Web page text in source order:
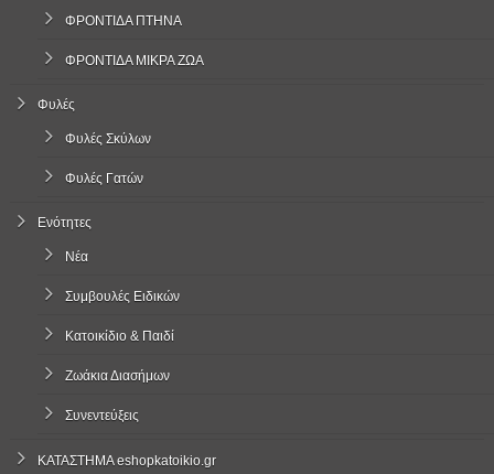
ΦΡΟΝΤΙΔΑ ΠΤΗΝΑ
ΦΡΟΝΤΙΔΑ ΜΙΚΡΑ ΖΩΑ
Φυλές
Φυλές Σκύλων
Φυλές Γατών
Ενότητες
Νέα
Συμβουλές Ειδικών
Κατοικίδιο & Παιδί
Ζωάκια Διασήμων
Συνεντεύξεις
ΚΑΤΑΣΤΗΜΑ eshopkatoikio.gr